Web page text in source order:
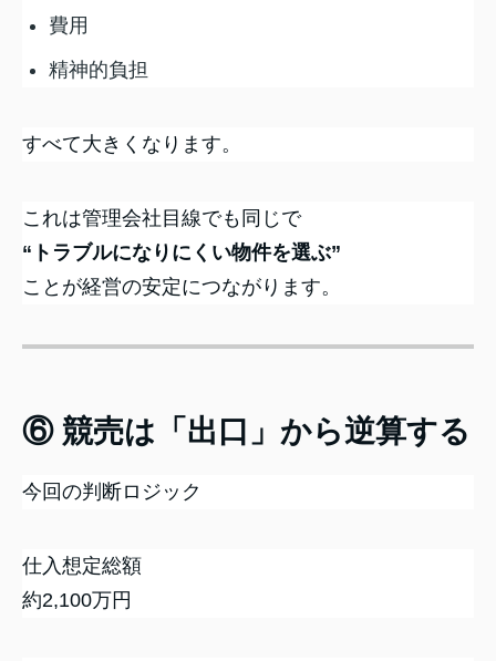
費用
精神的負担
すべて大きくなります。
これは管理会社目線でも同じで
“トラブルになりにくい物件を選ぶ”
ことが経営の安定につながります。
⑥ 競売は「出口」から逆算する
今回の判断ロジック
仕入想定総額
約2,100万円